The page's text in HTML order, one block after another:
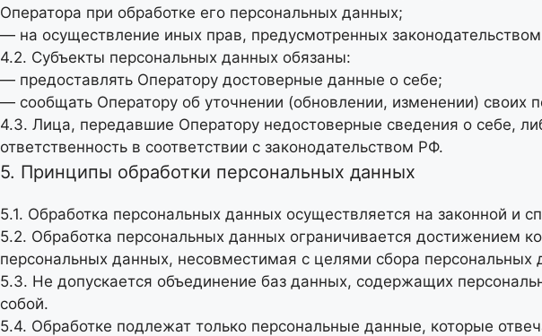
Оператора при обработке его персональных данных;
— на осуществление иных прав, предусмотренных
4.2. Субъекты персональных данных обязаны:
— предоставлять Оператору достоверные данные о себе;
— сообщать Оператору об уточнении (обновлении, изменении) своих
4.3. Лица, передавшие Оператору недостоверные сведения о себе,
ответственность в соответствии с законодательством РФ.
5. Принципы обработки персональных данных
5.1. Обработка персональных данных осуществляется на законной и
5.2. Обработка персональных данных ограничивается достижением
персональных данных, несовместимая с целями сбора персональных
5.3. Не допускается объединение баз данных, содержащих
собой.
5.4. Обработке подлежат только персональные данные, которые